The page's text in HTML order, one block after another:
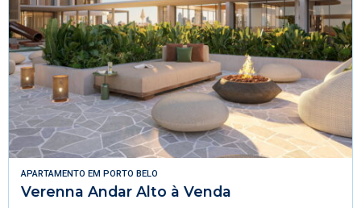
APARTAMENTO EM PORTO BELO
Verenna Andar Alto à Venda